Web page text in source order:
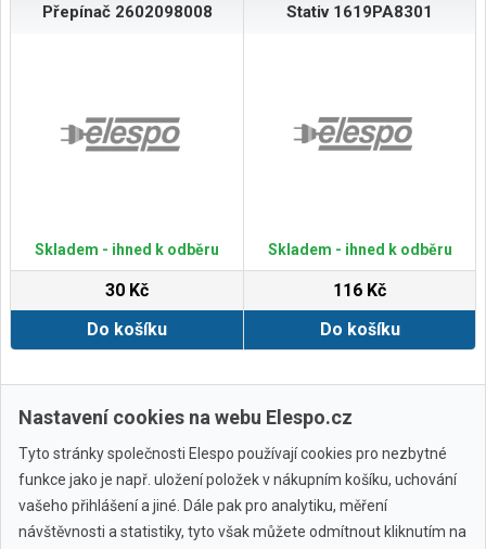
Přepínač 2602098008
Skladem - ihned k odběru
30 Kč
Do košíku
Stativ 1619PA8301
Skladem - ihned k odběru
116 Kč
Do košíku
Zobrazit další
Nastavení cookies na webu Elespo.cz
Tyto stránky společnosti Elespo používají cookies pro nezbytné
funkce jako je např. uložení položek v nákupním košíku, uchování
vašeho přihlášení a jiné. Dále pak pro analytiku, měření
návštěvnosti a statistiky, tyto však můžete odmítnout kliknutím na